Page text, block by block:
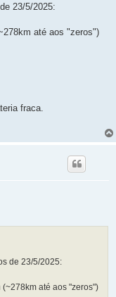
23/5/2025:
até aos "zeros")
fraca.
de 23/5/2025:
até aos "zeros")